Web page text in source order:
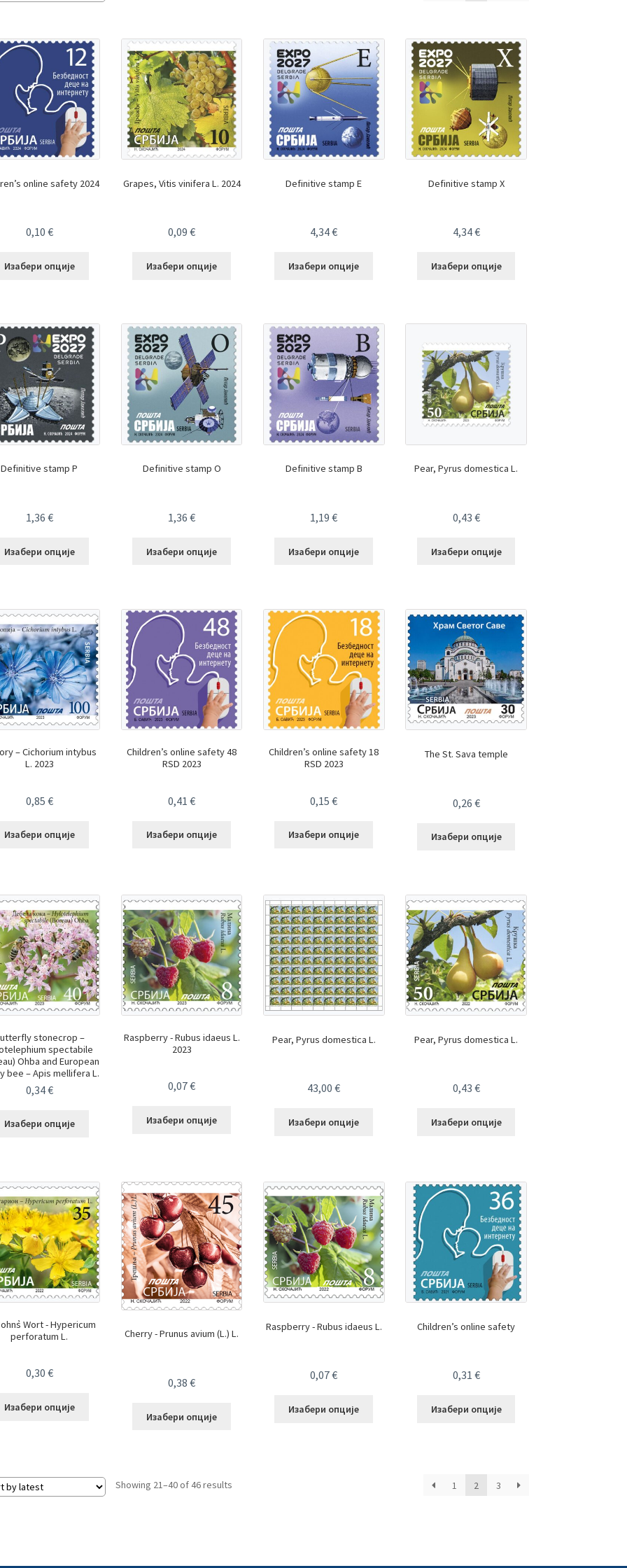
online safety 2024
0,10 €
Изабери опције
Grapes, Vitis vinifera L. 2024
0,09€
Изабери опције
Definitive stamp E
4,34€
Изабери опције
Definitive stamp X
4,34€
Изабери опције
Definitive stamp P
1,36 €
Изабери опције
Definitive stamp O
1,36€
Изабери опције
Definitive stamp B
1,19€
Изабери опције
Pear, Pyrus domestica L.
0,43 €
Изабери опције
– Cichorium intybus
L. 2023
0,85 €
Изабери опције
Children’s online safety 48
RSD 2023
0,41€
Изабери опције
Children’s online safety 18
RSD 2023
0,15€
Изабери опције
The St. Sava temple
0,26 €
Изабери опције
stonecrop –
spectabile
Ohba and European
bee – Apis mellifera L.
0,34€
Изабери опције
Raspberry - Rubus idaeus L.
2023
0,07€
Изабери опције
Pear, Pyrus domestica L.
43,00€
Изабери опције
Pear, Pyrus domestica L.
0,43 €
Изабери опције
Wort - Hypericum
perforatum L.
0,30 €
Изабери опције
Cherry - Prunus avium (L.) L.
0,38€
Изабери опције
Raspberry - Rubus idaeus L.
0,07€
Изабери опције
Children’s online safety
0,31 €
Изабери опције
Showing 21–40 of 46 resultsSorted
1 2 3